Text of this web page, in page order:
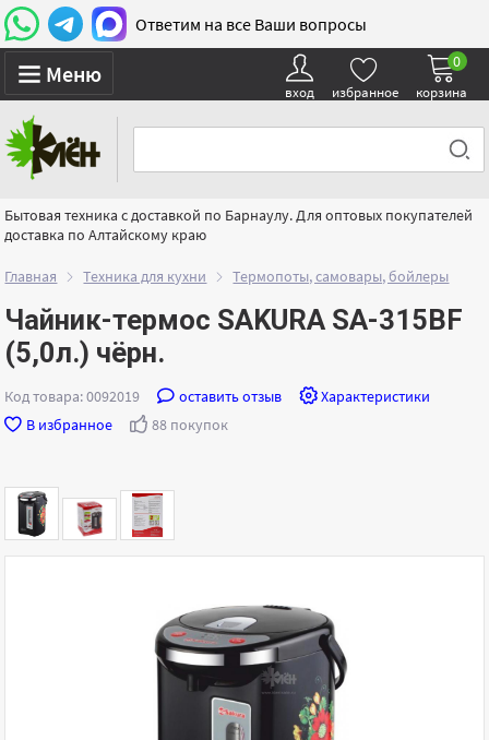
Ответим на все Ваши вопросы
Меню
вход избранное корзина
0
Бытовая техника с доставкой по Барнаулу. Для оптовых покупателей
доставка по Алтайскому краю
Главная Техника для кухни Термопоты, самовары, бойлеры
Чайник-термос SAKURA SA-315BF
(5,0л.) чёрн.
Код товара: 0092019 оставить отзыв
Характеристики
В избранное
88 покупок